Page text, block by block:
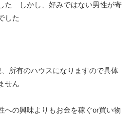
た しかし、好みではない男性が寄
した
所有のハウスになりますので具体
せん
への興味よりもお金を稼ぐor買い物